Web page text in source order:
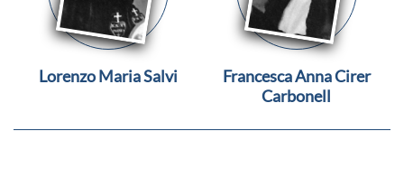
Lorenzo Maria Salvi
Francesca Anna Cirer
Carbonell